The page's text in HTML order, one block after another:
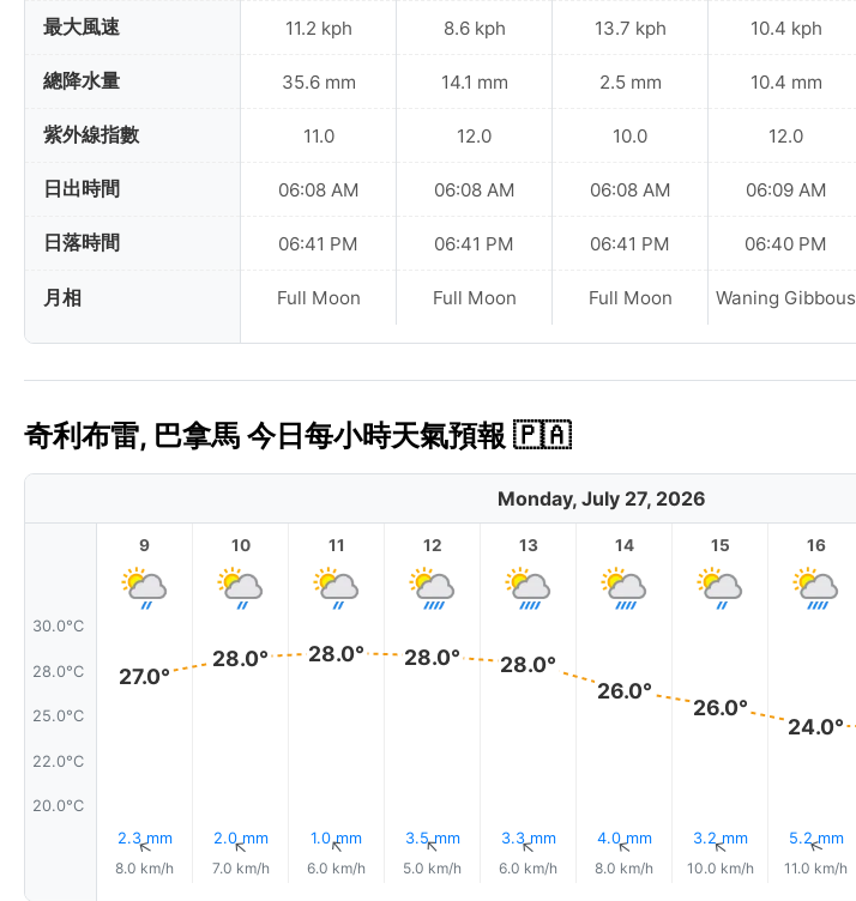
最大風速
總降水量
紫外線指數
日出時間
日落時間
月相
11.2 kph
35.6 mm
11.0
06:08 AM
06:41 PM
Full Moon
8.6 kph
14.1 mm
12.0
06:08 AM
06:41 PM
Full Moon
13.7 kph
2.5 mm
10.0
06:08 AM
06:41 PM
Full Moon
10.4 kph
10.4 mm
12.0
06:09 AM
06:40 PM
Waning Gibbous
奇利布雷, 巴拿馬 今日每小時天氣預報 🇵🇦
Monday, July 27, 2026
30.0°C
28.0°C
25.0°C
22.0°C
20.0°C
9
27.0°
2.3 mm
↑
8.0 km/h
10
28.0°
2.0 mm
↑
7.0 km/h
11
28.0°
1.0 mm
↑
6.0 km/h
12
28.0°
3.5 mm
↑
5.0 km/h
13
28.0°
3.3 mm
↑
6.0 km/h
14
26.0°
4.0 mm
↑
8.0 km/h
15
26.0°
3.2 mm
↑
10.0 km/h
16
24.0°
5.2 mm
↑
11.0 km/h